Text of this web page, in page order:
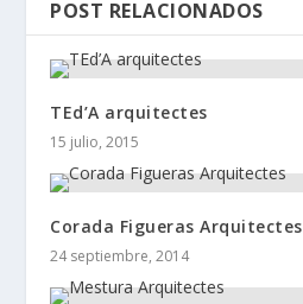
POST RELACIONADOS
TEd’A arquitectes
15 julio, 2015
Corada Figueras Arquitectes
24 septiembre, 2014